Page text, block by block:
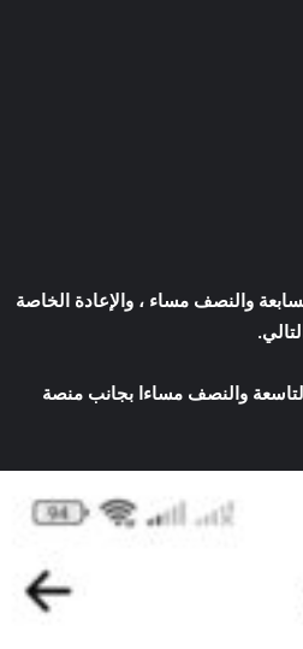
والنصف مساء ، والإعادة الخاصة
والنصف مساءا بجانب منصة